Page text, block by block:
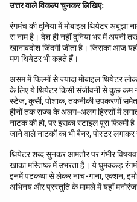
यह स्वभाव उसे बाहरी दुनिया के
घटनाओं और अनुभवों को गहराई से
दूसरी ओर, आत्मानुशासन लेखन
को अपने विचारों को संगठित करने,
आत्मानुशासन के बिना लेखन
चाहे लेखक कितना भी संवेदनशील
इस प्रकार, एक सफल और सार्थक
(आंतरिक प्रेरणा) और
Download
उत्तर वाले विकल्प चुनकर लिखिए:
रंगमंच की दुनिया में मोबाइल थियेटर अबूझा
रा नाम है। देश ही नहीं दुनिया भर में अपनी
खानाबदोश जिंदगी जीता है। जिसका आज
मण थियेटर भी कहते हैं।
असम में फिल्मों से ज्यादा मोबाइल थियेटर
के लिए ये थियेटर किसी संजीवनी से कुछ कम
स्टेज, कुर्सी, पोशाक, तकनीकी उपकरणों
हीनों तक राज्य के अलग-अलग हिस्सों में
नाटक की हो, पर इसका स्टाइल पूरा फिल्मी
जाने वाले नाटकों का भी बैनर, पोस्टर लगाकर
थियेटर शब्द सुनकर आमतौर पर गंभीर
खाका मस्तिष्क में उभरता है। ये घुमक्कड़
इनमें पटकथा से लेकर नाच-गाना, एक्शन,
अभिनय और प्रस्तुति के मामले में यहाँ